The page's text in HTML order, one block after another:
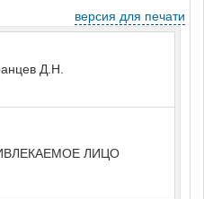
версия для печати
Д.Н.
ЛИЦО